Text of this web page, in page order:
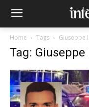
Home Tags Giuseppe
Tag: